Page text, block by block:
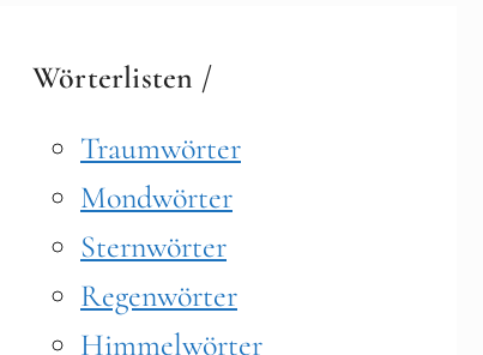
Wörterlisten /
Traumwörter
Mondwörter
Sternwörter
Regenwörter
Himmelwörter